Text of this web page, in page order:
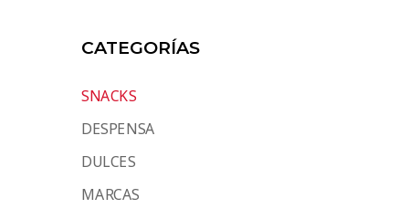
CATEGORÍAS
SNACKS
DESPENSA
DULCES
MARCAS